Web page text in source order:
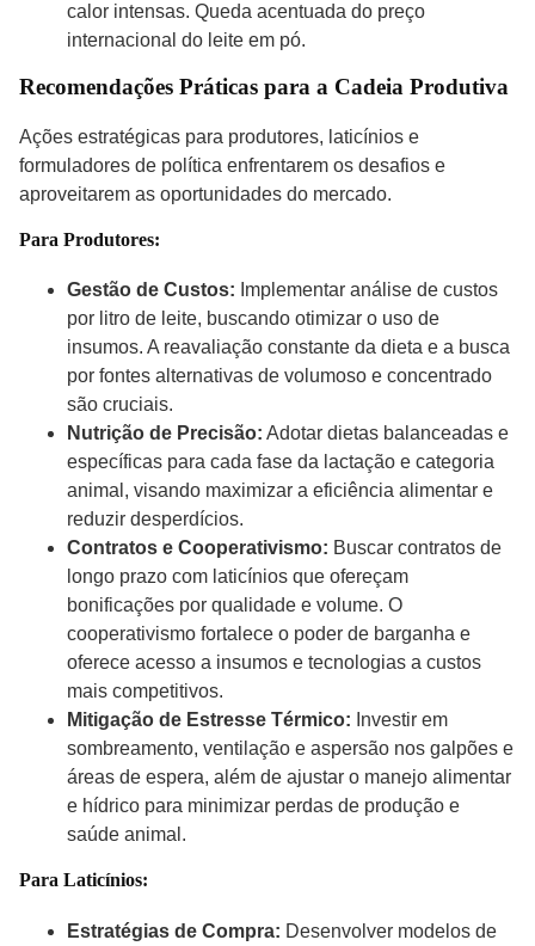
calor intensas. Queda acentuada do preço
internacional do leite em pó.
Recomendações Práticas para a Cadeia Produtiva
Ações estratégicas para produtores, laticínios e
formuladores de política enfrentarem os desafios e
aproveitarem as oportunidades do mercado.
Para Produtores:
Gestão de Custos: Implementar análise de custos
por litro de leite, buscando otimizar o uso de
insumos. A reavaliação constante da dieta e a busca
por fontes alternativas de volumoso e concentrado
são cruciais.
Nutrição de Precisão: Adotar dietas balanceadas e
específicas para cada fase da lactação e categoria
animal, visando maximizar a eficiência alimentar e
reduzir desperdícios.
Contratos e Cooperativismo: Buscar contratos de
longo prazo com laticínios que ofereçam
bonificações por qualidade e volume. O
cooperativismo fortalece o poder de barganha e
oferece acesso a insumos e tecnologias a custos
mais competitivos.
Mitigação de Estresse Térmico: Investir em
sombreamento, ventilação e aspersão nos galpões e
áreas de espera, além de ajustar o manejo alimentar
e hídrico para minimizar perdas de produção e
saúde animal.
Para Laticínios:
Estratégias de Compra: Desenvolver modelos de